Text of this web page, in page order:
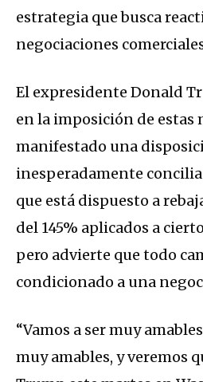
estrategia que busca
negociaciones
El expresidente Donald
en la imposición de estas
manifestado una
inesperadamente
que está dispuesto a
del 145% aplicados a
pero advierte que todo
condicionado a una
“Vamos a ser muy
muy amables, y veremos